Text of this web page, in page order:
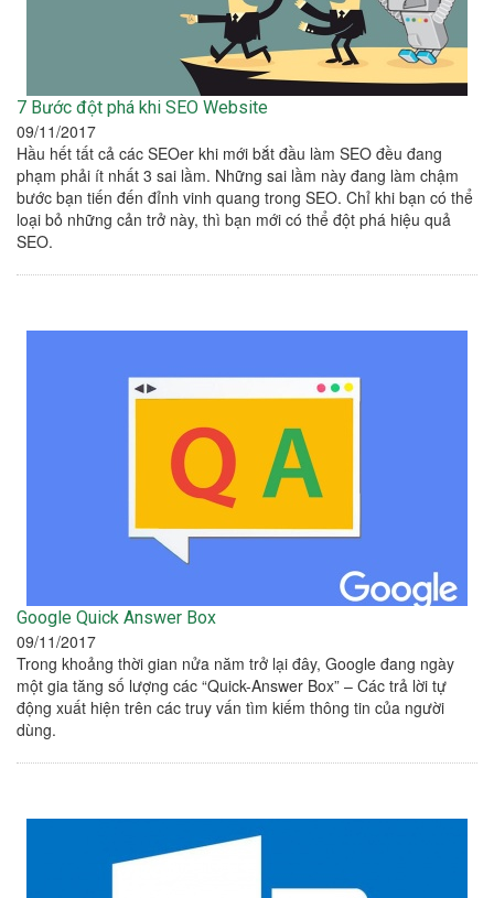
7 Bước đột phá khi SEO Website
09/11/2017
Hầu hết tất cả các SEOer khi mới bắt đầu làm SEO đều đang
phạm phải ít nhất 3 sai lầm. Những sai lầm này đang làm chậm
bước bạn tiến đến đỉnh vinh quang trong SEO. Chỉ khi bạn có thể
loại bỏ những cản trở này, thì bạn mới có thể đột phá hiệu quả
SEO.
Google Quick Answer Box
09/11/2017
Trong khoảng thời gian nửa năm trở lại đây, Google đang ngày
một gia tăng số lượng các “Quick-Answer Box” – Các trả lời tự
động xuất hiện trên các truy vấn tìm kiếm thông tin của người
dùng.